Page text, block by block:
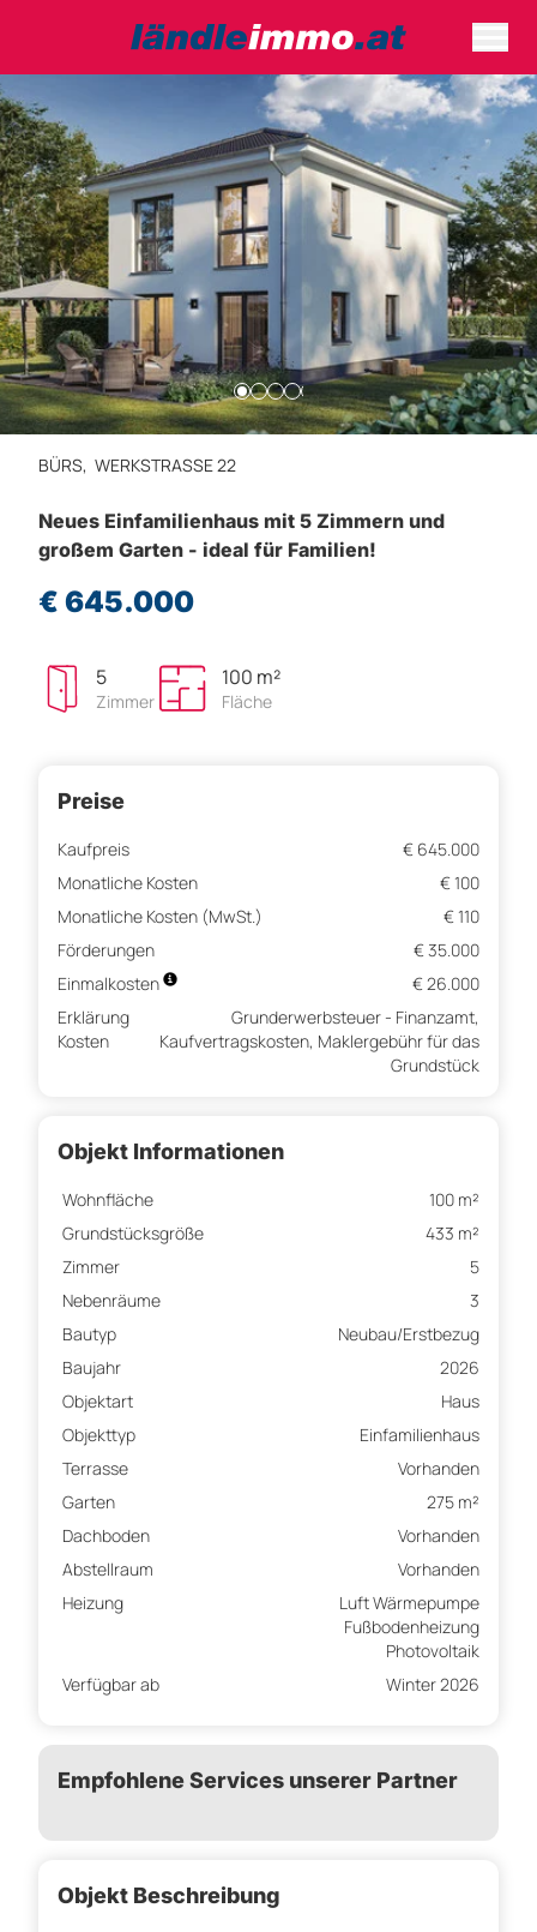
BÜRS, WERKSTRASSE 22
Neues Einfamilienhaus mit 5 Zimmern und
großem Garten - ideal für Familien!
€ 645.000
5
Zimmer
100 m²
Fläche
Preise
Kaufpreis
€ 645.000
Monatliche Kosten
€ 100
Monatliche Kosten (MwSt.)
€ 110
Förderungen
€ 35.000
Einmalkosten
€ 26.000
Erklärung
Kosten
Grunderwerbsteuer - Finanzamt,
Kaufvertragskosten, Maklergebühr für das
Grundstück
Objekt Informationen
Wohnfläche
100 m²
Grundstücksgröße
433 m²
Zimmer
5
Nebenräume
3
Bautyp
Neubau/Erstbezug
Baujahr
2026
Objektart
Haus
Objekttyp
Einfamilienhaus
Terrasse
Vorhanden
Garten
275 m²
Dachboden
Vorhanden
Abstellraum
Vorhanden
Heizung
Luft Wärmepumpe
Fußbodenheizung
Photovoltaik
Verfügbar ab
Winter 2026
Empfohlene Services unserer Partner
Objekt Beschreibung